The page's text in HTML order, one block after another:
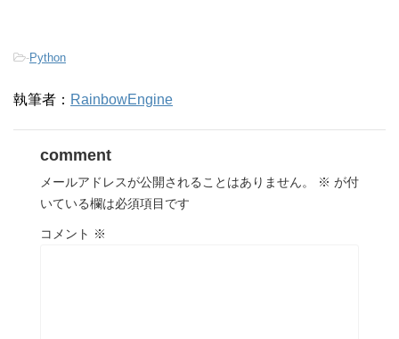
-Python
執筆者： RainbowEngine
comment
メールアドレスが公開されることはありません。 ※ が付
いている欄は必須項目です
コメント ※